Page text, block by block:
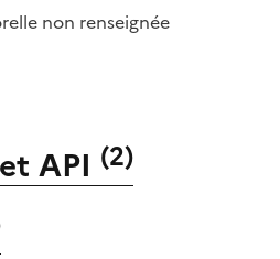
non renseignée
API (2)